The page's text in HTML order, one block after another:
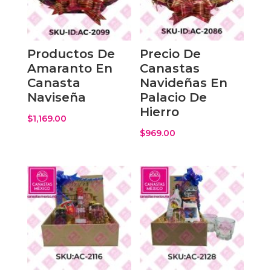
Productos De
Amaranto En
Canasta
Naviseña
$1,169.00
Precio De
Canastas
Navideñas En
Palacio De
Hierro
$969.00